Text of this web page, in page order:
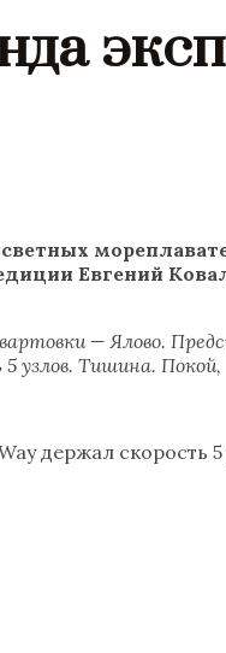
Евгений
— Ялово.
узлов. Тишина. Покой,
держал скорость